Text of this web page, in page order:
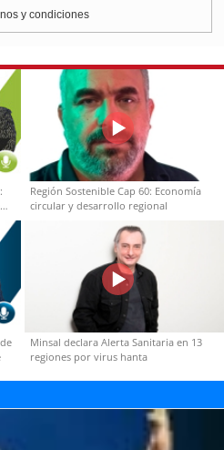
y condiciones
Región Sostenible Cap 60: Economía
circular y desarrollo regional
Minsal declara Alerta Sanitaria en 13
regiones por virus hanta